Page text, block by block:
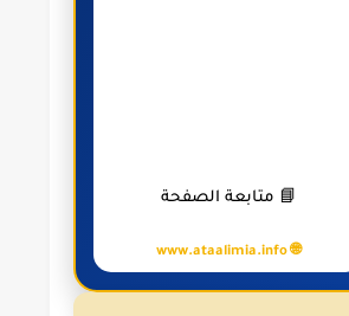
📘 متابعة الصفحة
🌐 www.ataalimia.info